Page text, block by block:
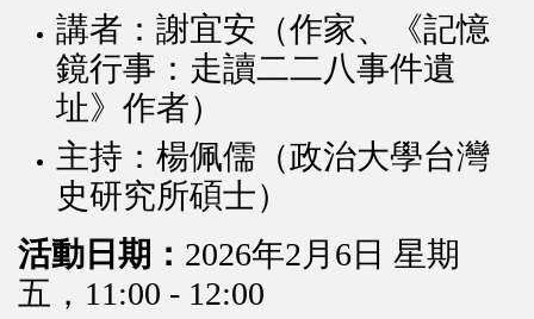
講者：謝宜安（作家、《記憶
鏡行事：走讀二二八事件遺
址》作者）
主持：楊佩儒（政治大學台灣
史研究所碩士）
活動日期： 2026年2月6日 星期
五，11:00 - 12:00